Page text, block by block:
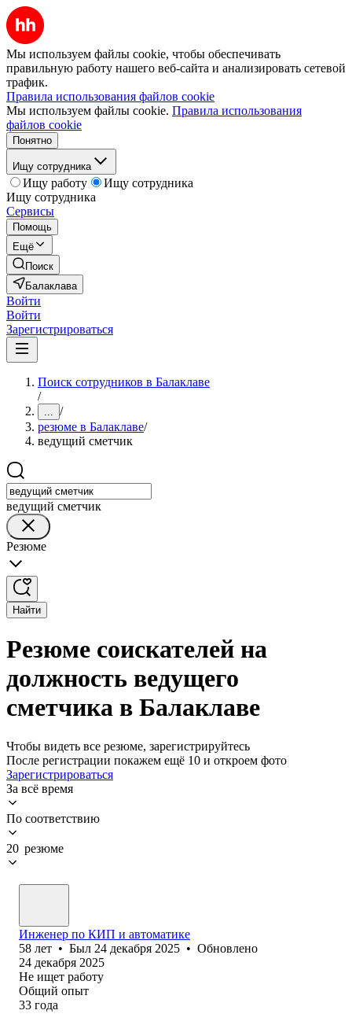
Мы используем файлы cookie, чтобы обеспечивать
правильную работу нашего веб-сайта и анализировать сетевой
трафик.
Правила использования файлов cookie
Мы используем файлы cookie. Правила использования
файлов cookie
Понятно
Ищу сотрудника
Ищу работу
Ищу сотрудника
Ищу сотрудника
Сервисы
Помощь
Ещё
Поиск
Балаклава
Войти
Войти
Зарегистрироваться
Поиск сотрудников в Балаклаве
/
... /
резюме в Балаклаве/
ведущий сметчик
ведущий сметчик
Резюме
Найти
Резюме соискателей на
должность ведущего
сметчика в Балаклаве
Чтобы видеть все резюме, зарегистрируйтесь
После регистрации покажем ещё 10 и откроем фото
Зарегистрироваться
За всё время
По соответствию
20 резюме
Инженер по КИП и автоматике
58 лет • Был 24 декабря 2025 • Обновлено
24 декабря 2025
Не ищет работу
Общий опыт
33 года